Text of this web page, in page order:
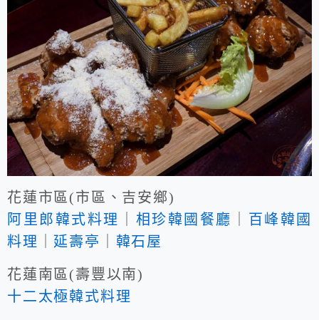
花蓮市區(市區、吉安鄉)
阿里郎韓式料理
相珍韓國餐廳
百峰韓國
料理
延壽亭 韓石屋
花蓮南區(壽豐以南)
十二太極韓式料理